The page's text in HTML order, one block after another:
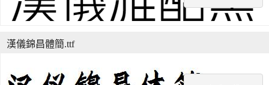
漢儀錦昌體簡.ttf